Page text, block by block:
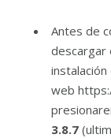
Antes de
descargar
web
3.8.7